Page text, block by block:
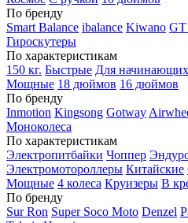
По бренду
Smart Balance ibalance Kiwano
Гироскутеры
По характеристикам
150 кг. Быстрые Для начинающих
Мощные 18 дюймов 16 дюймов
По бренду
Inmotion Kingsong Gotway
Моноколеса
По характеристикам
Электропитбайки Чоппер
Электромотороллеры Китайские
Мощные 4 колеса Круизеры В
По бренду
Sur Ron Super Soco Moto Denzel